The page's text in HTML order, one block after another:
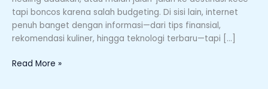
tapi boncos karena salah budgeting. Di sisi lain, internet
penuh banget dengan informasi—dari tips finansial,
rekomendasi kuliner, hingga teknologi terbaru—tapi […]
Read More »